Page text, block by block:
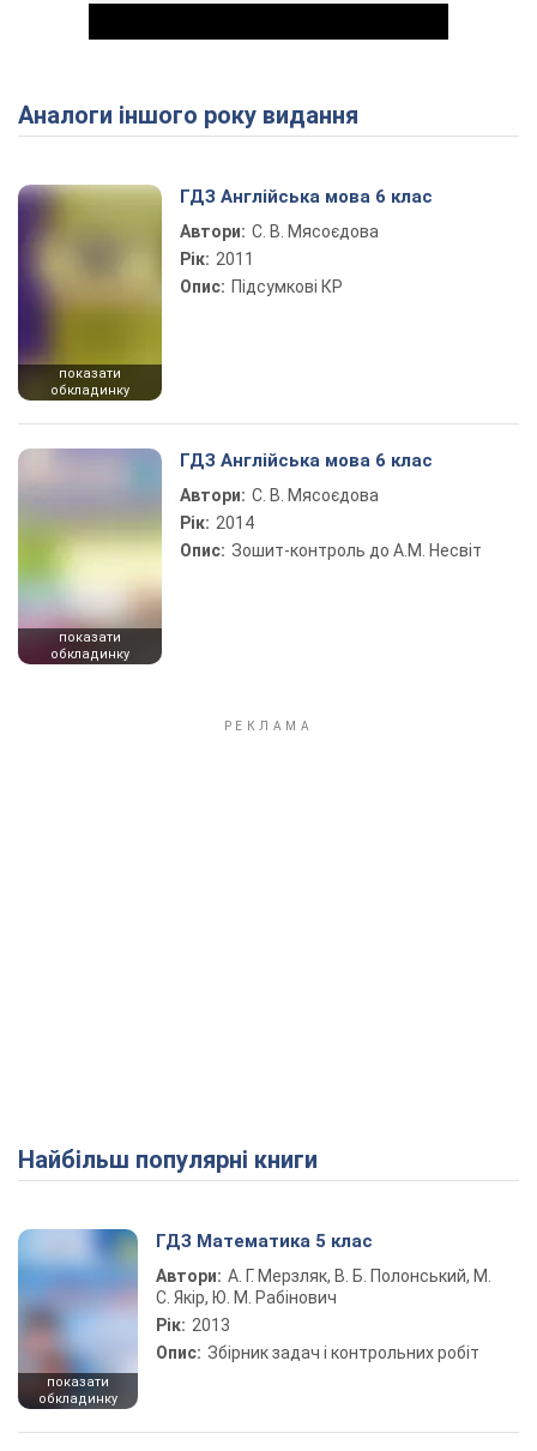
Play Video
Аналоги іншого року видання
показати
обкладинку
ГДЗ Англійська мова 6 клас
Автори: С. В. Мясоєдова
Рік: 2011
Опис: Підсумкові КР
показати
обкладинку
ГДЗ Англійська мова 6 клас
Автори: С. В. Мясоєдова
Рік: 2014
Опис: Зошит-контроль до А.М. Несвіт
Найбільш популярні книги
показати
обкладинку
ГДЗ Математика 5 клас
Автори: А. Г. Мерзляк, В. Б. Полонський, М.
С. Якір, Ю. М. Рабінович
Рік: 2013
Опис: Збірник задач і контрольних робіт